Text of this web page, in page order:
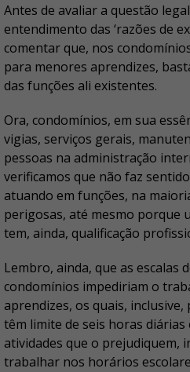
Antes de avaliar a questão
entendimento das ‘razões de
comentar que, nos
para menores aprendizes,
das funções ali existentes.
Ora, condomínios, em sua
vigias, serviços gerais,
pessoas na administração
verificamos que não faz
atuando em funções, na
perigosas, até mesmo porque
tem, ainda, qualificação
Lembro, ainda, que as escalas
condomínios impediriam o
aprendizes, os quais,
têm limite de seis horas
atividades que o prejudiquem,
trabalhar nos horários